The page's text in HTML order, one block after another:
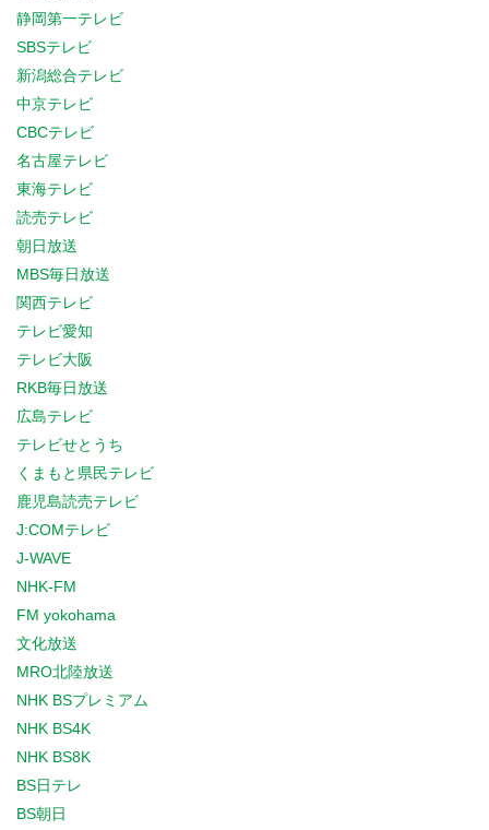
静岡第一テレビ
SBSテレビ
新潟総合テレビ
中京テレビ
CBCテレビ
名古屋テレビ
東海テレビ
読売テレビ
朝日放送
MBS毎日放送
関西テレビ
テレビ愛知
テレビ大阪
RKB毎日放送
広島テレビ
テレビせとうち
くまもと県民テレビ
鹿児島読売テレビ
J:COMテレビ
J-WAVE
NHK-FM
FM yokohama
文化放送
MRO北陸放送
NHK BSプレミアム
NHK BS4K
NHK BS8K
BS日テレ
BS朝日